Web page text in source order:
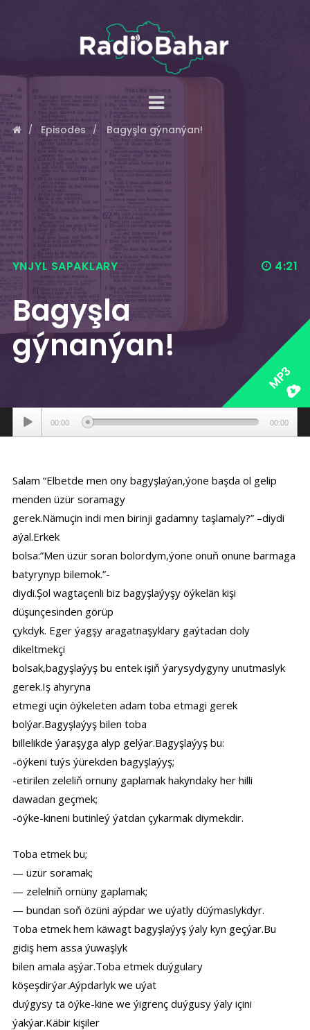
Episodes Bagyşla gýnanýan!
YNJYL SAPAKLARY 4:21
Bagyşla
gýnanýan!
MP3
Аудиоплеер
00:00 00:00
Salam “Elbetde men ony bagyşlaýan,ýone başda ol gelip
menden üzür soramagy
gerek.Nämuçin indi men birinji gadamny taşlamaly?” –diydi
aýal.Erkek
bolsa:”Men üzür soran bolordym,ýone onuň onune barmaga
batyrynyp bilemok.”-
diydi.Şol wagtaçenli biz bagyşlaýyşy öýkelän kişi
düşunçesinden görüp
çykdyk. Eger ýagşy aragatnaşyklary gaýtadan doly
dikeltmekçi
bolsak,bagyşlaýyş bu entek işiň ýarysydygyny unutmaslyk
gerek.Iş ahyryna
etmegi uçin öýkeleten adam toba etmagi gerek
bolýar.Bagyşlaýyş bilen toba
billelikde ýaraşyga alyp gelýar.Bagyşlaýyş bu:
-öýkeni tuýs ýürekden bagyşlaýyş;
-etirilen zeleliň ornuny gaplamak hakyndaky her hilli
dawadan geçmek;
-öýke-kineni butinleý ýatdan çykarmak diymekdir.
Toba etmek bu;
— üzür soramak;
— zelelniň ornüny gaplamak;
— bundan soň özüni aýpdar we uýatly düýmaslykdyr.
Toba etmek hem käwagt bagyşlaýyş ýaly kyn geçýar.Bu
gidiş hem assa ýuwaşlyk
bilen amala aşýar.Toba etmek duýgulary
köşeşdirýar.Aýpdarlyk we uýat
duýgysy tä öýke-kine we ýigrenç duýgusy ýaly içini
ýakýar.Käbir kişiler